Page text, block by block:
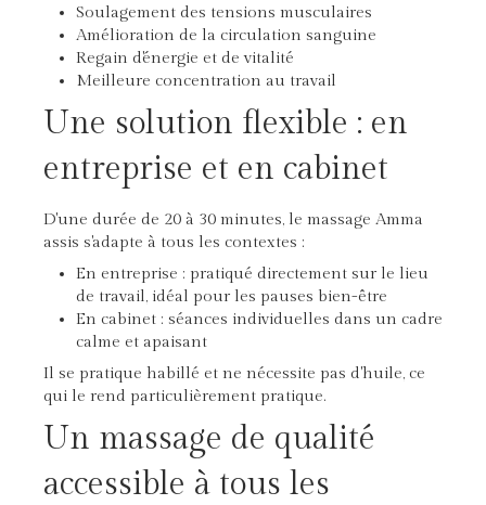
Soulagement des tensions musculaires
Amélioration de la circulation sanguine
Regain d'énergie et de vitalité
Meilleure concentration au travail
Une solution flexible : en
entreprise et en cabinet
D'une durée de 20 à 30 minutes, le massage Amma
assis s'adapte à tous les contextes :
En entreprise : pratiqué directement sur le lieu
de travail, idéal pour les pauses bien-être
En cabinet : séances individuelles dans un cadre
calme et apaisant
Il se pratique habillé et ne nécessite pas d'huile, ce
qui le rend particulièrement pratique.
Un massage de qualité
accessible à tous les